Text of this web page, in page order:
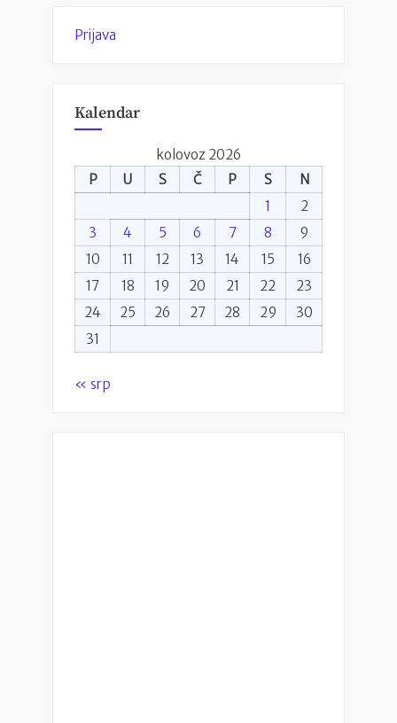
Prijava
Kalendar
kolovoz 2026
P
U S Č P S
N
1
2
3
4 5 6 7 8
9
10
11 12 13 14 15
16
17
18 19 20 21 22
23
24
25 26 27 28 29
30
31
« srp